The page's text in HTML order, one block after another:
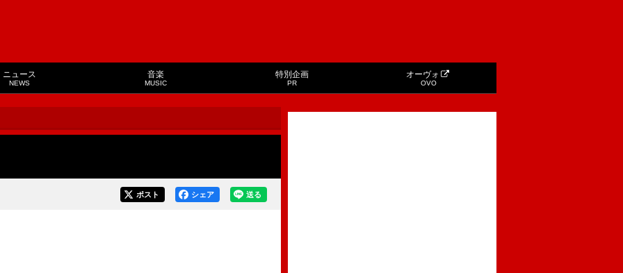
ニュース
NEWS
音楽
MUSIC
特別企画
PR
オーヴォ
OVO
送る
シェア
ポスト